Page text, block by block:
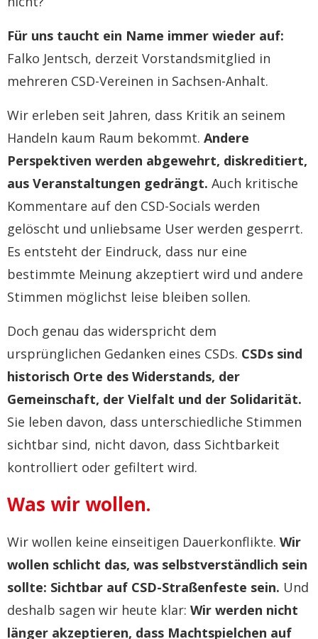
Für uns taucht ein Name immer wieder auf:
Falko Jentsch, derzeit Vorstandsmitglied in
mehreren CSD-Vereinen in Sachsen-Anhalt.
Wir erleben seit Jahren, dass Kritik an seinem
Handeln kaum Raum bekommt. Andere
Perspektiven werden abgewehrt, diskreditiert,
aus Veranstaltungen gedrängt. Auch kritische
Kommentare auf den CSD-Socials werden
gelöscht und unliebsame User werden gesperrt.
Es entsteht der Eindruck, dass nur eine
bestimmte Meinung akzeptiert wird und andere
Stimmen möglichst leise bleiben sollen.
Doch genau das widerspricht dem
ursprünglichen Gedanken eines CSDs. CSDs sind
historisch Orte des Widerstands, der
Gemeinschaft, der Vielfalt und der Solidarität.
Sie leben davon, dass unterschiedliche Stimmen
sichtbar sind, nicht davon, dass Sichtbarkeit
kontrolliert oder gefiltert wird.
Was wir wollen.
Wir wollen keine einseitigen Dauerkonflikte. Wir
wollen schlicht das, was selbstverständlich sein
sollte: Sichtbar auf CSD-Straßenfeste sein. Und
deshalb sagen wir heute klar: Wir werden nicht
länger akzeptieren, dass Machtspielchen auf